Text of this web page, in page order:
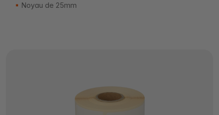
Noyau de 25mm